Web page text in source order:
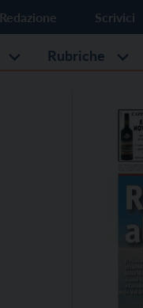
Redazione Scrivici
Rubriche